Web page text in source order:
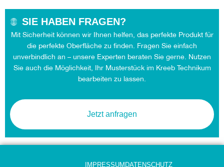
SIE HABEN FRAGEN?
Mit Sicherheit können wir Ihnen helfen, das perfekte Produkt für
die perfekte Oberfläche zu finden. Fragen Sie einfach
unverbindlich an – unsere Experten beraten Sie gerne. Nutzen
Sie auch die Möglichkeit, Ihr Musterstück im Kreeb Technikum
bearbeiten zu lassen.
Jetzt anfragen
IMPRESSUM DATENSCHUTZ